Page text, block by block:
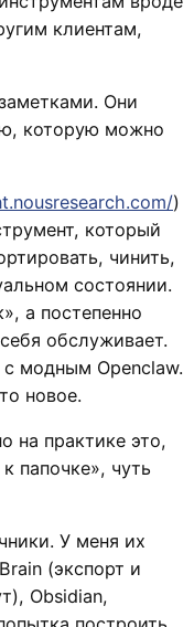
клиентам,
Они
которую можно
)
который
чинить,
состоянии.
а постепенно
обслуживает.
с модным Openclaw.
новое.
на практике это,
папочке», чуть
У меня их
(экспорт и
Obsidian,